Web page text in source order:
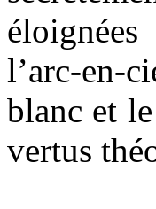
l’arc-en-
blanc et
vertus